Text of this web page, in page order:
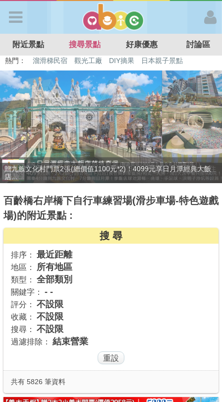
APP登入
首 頁
搜尋景點
好康優惠
最新消息
最新留言
推薦景點
討論區
聯絡我們
附近景點 搜尋景點 好康優惠 討論區
熱門： 特色遊戲場 親子住房優惠 台北親子餐廳
溫泉泡湯SPA
溜滑梯民宿
觀光工廠 DIY摘果 日本親子景點
只賣4天，要訂要快！捷絲旅-宜蘭礁溪館3099元起享2大1幼1泊1食住
雙人...
百齡橋右岸橋下自行車練習場(滑步車場-特色遊戲
場)的附近景點 :
搜 尋
排序： 最近距離
地區： 所有地區
類型： 全部類別
關鍵字： - -
評分： 不設限
收藏： 不設限
搜尋： 不設限
過濾排除： 結束營業
共有 5826 筆資料